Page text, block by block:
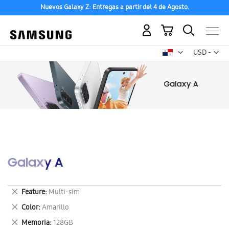
Nuevos Galaxy Z: Entregas a partir del 4 de Agosto.
USD -
dólar
Mi carrito
Galaxy A
Feature Multi-sim
Eliminar
este
artículo
Color Amarillo
Eliminar
este
Memoria 128GB
Eliminar